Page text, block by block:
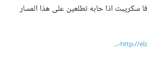
سكريبت اذا حابه تطلعين على هذا المسار
http://